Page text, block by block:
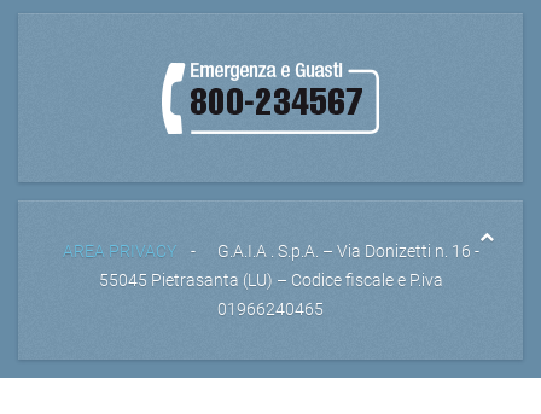
AREA PRIVACY- G.A.I.A . S.p.A. – Via Donizetti n. 16 -
55045 Pietrasanta (LU) – Codice fiscale e P.iva
01966240465